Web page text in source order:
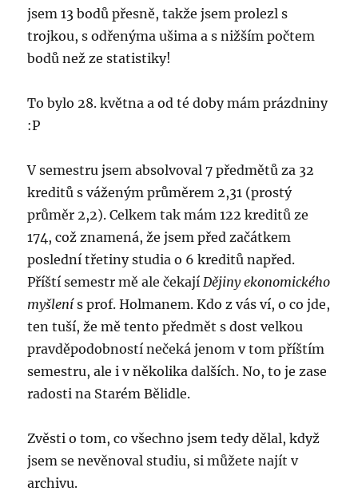
jsem 13 bodů přesně, takže jsem prolezl s
trojkou, s odřenýma ušima a s nižším počtem
bodů než ze statistiky!
To bylo 28. května a od té doby mám prázdniny
:P
V semestru jsem absolvoval 7 předmětů za 32
kreditů s váženým průměrem 2,31 (prostý
průměr 2,2). Celkem tak mám 122 kreditů ze
174, což znamená, že jsem před začátkem
poslední třetiny studia o 6 kreditů napřed.
Příští semestr mě ale čekajíDějiny ekonomického
myšlenís prof. Holmanem. Kdo z vás ví, o co jde,
ten tuší, že mě tento předmět s dost velkou
pravděpodobností nečeká jenom v tom příštím
semestru, ale i v několika dalších. No, to je zase
radosti na Starém Bělidle.
Zvěsti o tom, co všechno jsem tedy dělal, když
jsem se nevěnoval studiu, si můžete najít v
archivu.